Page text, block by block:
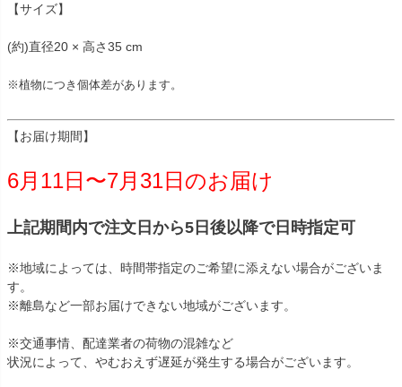
【サイズ】
(約)直径20 × 高さ35 cm
※植物につき個体差があります。
【お届け期間】
6月11日〜7月31日のお届け
上記期間内で注文日から5日後以降で日時指定可
※地域によっては、時間帯指定のご希望に添えない場合がございま
す。
※離島など一部お届けできない地域がございます。
※交通事情、配達業者の荷物の混雑など
状況によって、やむおえず遅延が発生する場合がございます。